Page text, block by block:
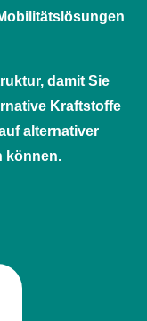
damit Sie
Kraftstoffe
alternativer
können.